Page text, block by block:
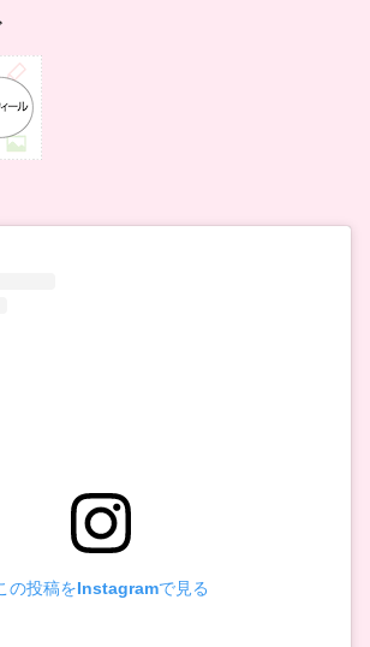
の投稿をInstagramで見る